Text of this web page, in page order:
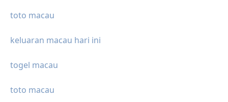
toto macau
keluaran macau hari ini
togel macau
toto macau